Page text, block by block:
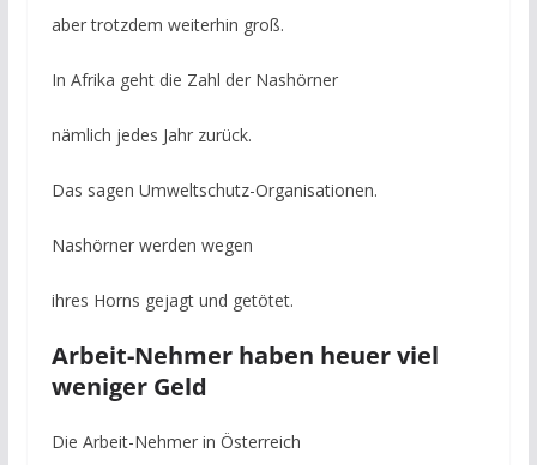
aber trotzdem weiterhin groß.
In Afrika geht die Zahl der Nashörner
nämlich jedes Jahr zurück.
Das sagen Umweltschutz-Organisationen.
Nashörner werden wegen
ihres Horns gejagt und getötet.
Arbeit-Nehmer haben heuer viel
weniger Geld
Die Arbeit-Nehmer in Österreich